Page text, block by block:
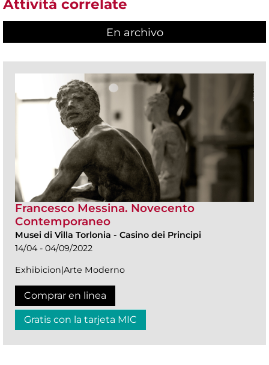
Attività correlate
En archivo
Francesco Messina. Novecento
Contemporaneo
Musei di Villa Torlonia - Casino dei Principi
14/04 - 04/09/2022
Exhibicion|Arte Moderno
Comprar en linea
Gratis con la tarjeta MIC